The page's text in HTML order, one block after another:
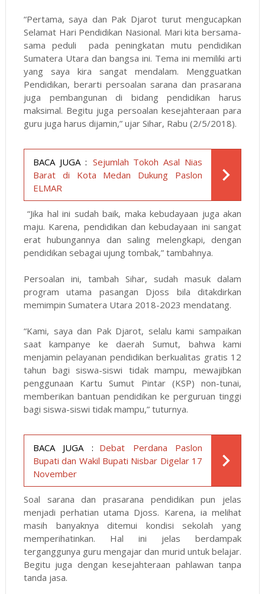
“Pertama, saya dan Pak Djarot turut mengucapkan
Selamat Hari Pendidikan Nasional. Mari kita bersama-
sama peduli pada peningkatan mutu pendidikan
Sumatera Utara dan bangsa ini. Tema ini memiliki arti
yang saya kira sangat mendalam. Mengguatkan
Pendidikan, berarti persoalan sarana dan prasarana
juga pembangunan di bidang pendidikan harus
maksimal. Begitu juga persoalan kesejahteraan para
guru juga harus dijamin,” ujar Sihar, Rabu (2/5/2018).
BACA JUGA : Sejumlah Tokoh Asal Nias
Barat di Kota Medan Dukung Paslon
ELMAR
“Jika hal ini sudah baik, maka kebudayaan juga akan
maju. Karena, pendidikan dan kebudayaan ini sangat
erat hubungannya dan saling melengkapi, dengan
pendidikan sebagai ujung tombak,” tambahnya.
Persoalan ini, tambah Sihar, sudah masuk dalam
program utama pasangan Djoss bila ditakdirkan
memimpin Sumatera Utara 2018-2023 mendatang.
“Kami, saya dan Pak Djarot, selalu kami sampaikan
saat kampanye ke daerah Sumut, bahwa kami
menjamin pelayanan pendidikan berkualitas gratis 12
tahun bagi siswa-siswi tidak mampu, mewajibkan
penggunaan Kartu Sumut Pintar (KSP) non-tunai,
memberikan bantuan pendidikan ke perguruan tinggi
bagi siswa-siswi tidak mampu,” tuturnya.
BACA JUGA : Debat Perdana Paslon
Bupati dan Wakil Bupati Nisbar Digelar 17
November
Soal sarana dan prasarana pendidikan pun jelas
menjadi perhatian utama Djoss. Karena, ia melihat
masih banyaknya ditemui kondisi sekolah yang
memperihatinkan. Hal ini jelas berdampak
terganggunya guru mengajar dan murid untuk belajar.
Begitu juga dengan kesejahteraan pahlawan tanpa
tanda jasa.